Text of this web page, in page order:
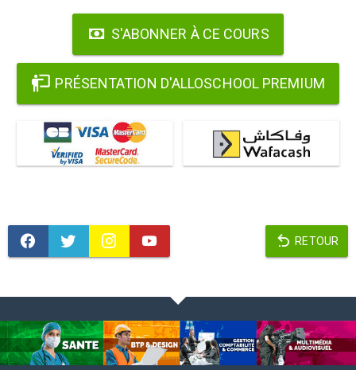
S'ABONNER À CE COURS
PRÉSENTATION D'ALLOSCHOOL PREMIUM
RETOUR